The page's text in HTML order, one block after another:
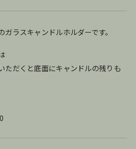
ラスキャンドルホルダーです。
ただくと底面にキャンドルの残りも